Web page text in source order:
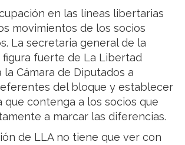
en las líneas libertarias
movimientos de los socios
La secretaria general de la
figura fuerte de La Libertad
la Cámara de Diputados a
del bloque y establecer
que contenga a los socios que
a marcar las diferencias.
de LLA no tiene que ver con